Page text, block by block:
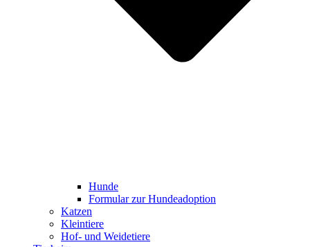
Hunde
Formular zur Hundeadoption
Katzen
Kleintiere
Hof- und Weidetiere